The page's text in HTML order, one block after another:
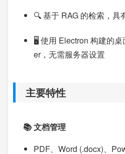
🔍 基于 RAG 的检索，具
🖥️ 使用 Electron 构建的
er，无需服务器设置
主要特性
📚 文档管理
PDF、Word (.docx)、